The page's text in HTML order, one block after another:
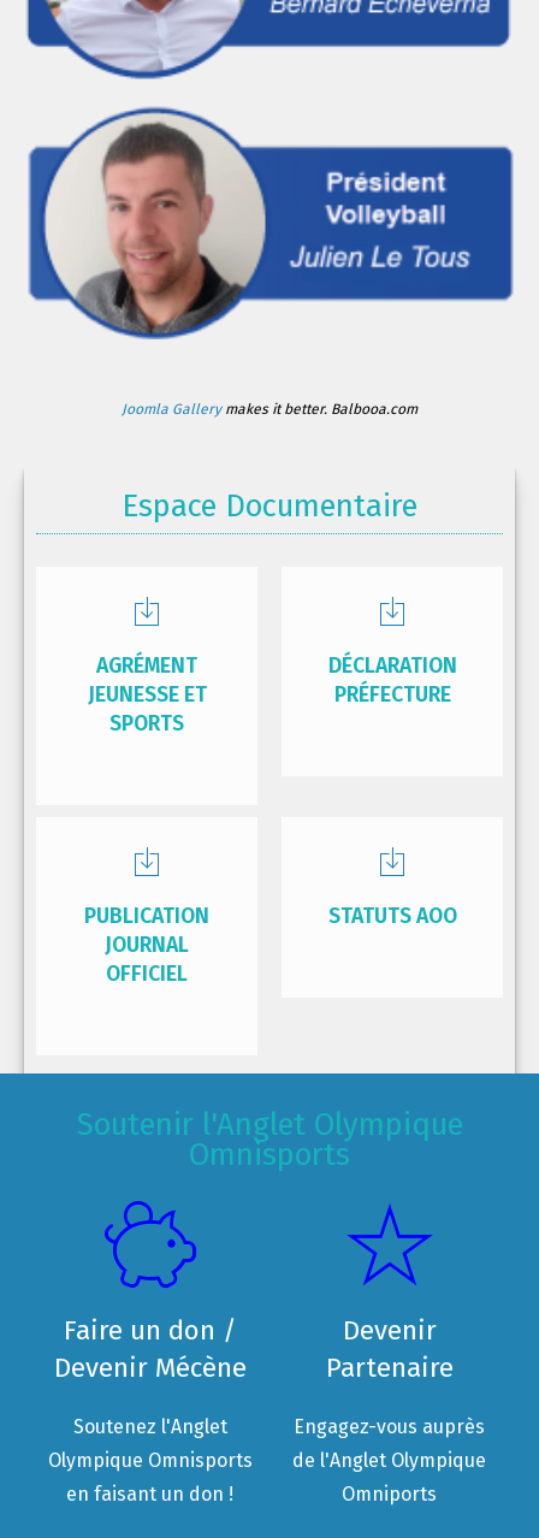
Joomla Gallerymakes it better. Balbooa.com
Espace Documentaire
AGRÉMENT
JEUNESSE ET
SPORTS
DÉCLARATION
PRÉFECTURE
PUBLICATION
JOURNAL
OFFICIEL
STATUTS AOO
Soutenir l'Anglet Olympique
Omnisports
Faire un don /
Devenir Mécène
Soutenez l'Anglet
Olympique Omnisports
en faisant un don !
Devenir
Partenaire
Engagez-vous auprès
de l'Anglet Olympique
Omniports